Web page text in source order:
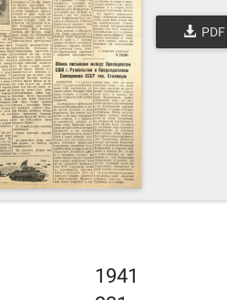
PDF
1941